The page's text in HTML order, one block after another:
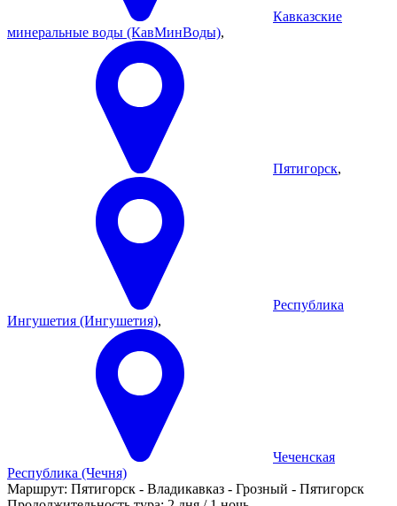
Кавказские
минеральные воды (КавМинВоды),
Пятигорск,
Республика
Ингушетия (Ингушетия),
Чеченская
Республика (Чечня)
Маршрут: Пятигорск - Владикавказ - Грозный - Пятигорск